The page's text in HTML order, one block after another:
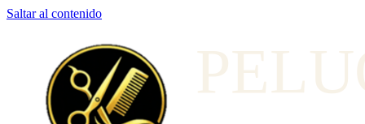
Saltar al contenido